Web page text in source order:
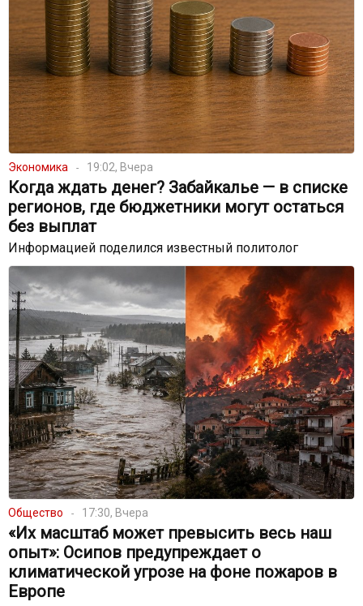
Экономика 19:02, Вчера
Когда ждать денег? Забайкалье — в списке
регионов, где бюджетники могут остаться
без выплат
Информацией поделился известный политолог
Общество 17:30, Вчера
«Их масштаб может превысить весь наш
опыт»: Осипов предупреждает о
климатической угрозе на фоне пожаров в
Европе